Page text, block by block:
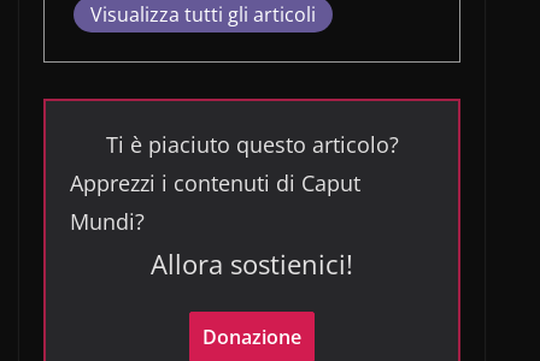
Visualizza tutti gli articoli
Ti è piaciuto questo articolo?
Apprezzi i contenuti di Caput
Mundi?
Allora sostienici!
Donazione